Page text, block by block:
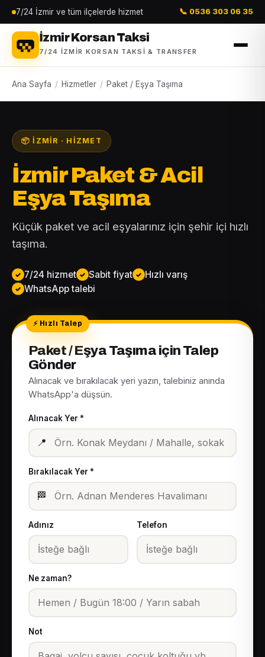
7/24 İzmir ve tüm ilçelerde hizmet 📞 0536 303 06 35
İzmir Korsan Taksi
7/24 İZMIR KORSAN TAKSI & TRANSFER
Ana Sayfa / Hizmetler / Paket / Eşya Taşıma
📦 İZMIR · HIZMET
İzmir Paket & Acil
Eşya Taşıma
Küçük paket ve acil eşyalarınız için şehir içi hızlı
taşıma.
7/24 hizmet Sabit fiyat
Hızlı varış
WhatsApp talebi
Paket / Eşya Taşıma için Talep
Gönder
Alınacak ve bırakılacak yeri yazın, talebiniz anında
WhatsApp'a düşsün.
Alınacak Yer *
📍
Bırakılacak Yer *
🏁
Adınız Telefon
Ne zaman?
Not